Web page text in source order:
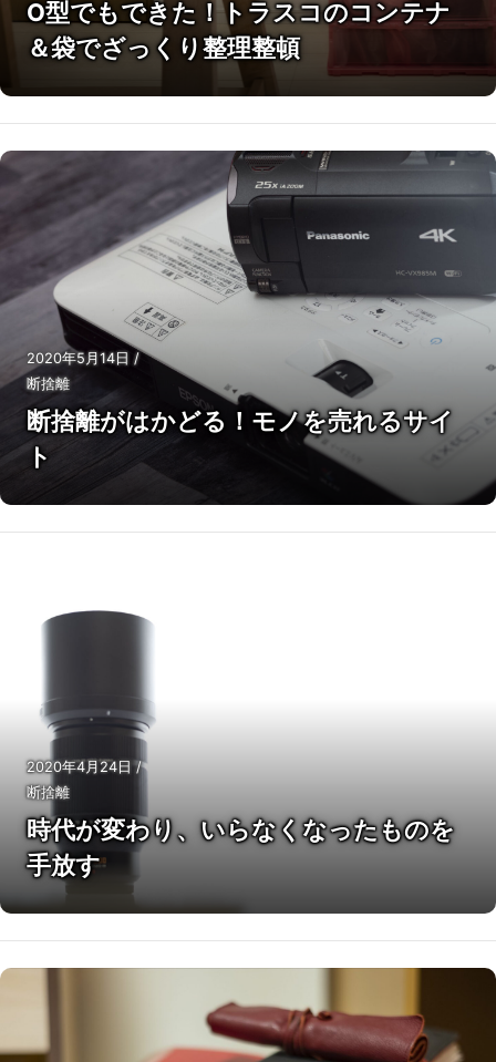
O型でもできた！トラスコのコンテナ
＆袋でざっくり整理整頓
2020年5月14日/
断捨離
断捨離がはかどる！モノを売れるサイ
ト
2020年4月24日/
断捨離
時代が変わり、いらなくなったものを
手放す